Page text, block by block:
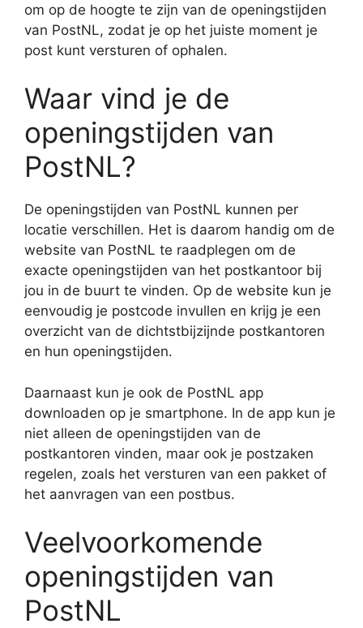
om op de hoogte te zijn van de openingstijden
van PostNL, zodat je op het juiste moment je
post kunt versturen of ophalen.
Waar vind je de
openingstijden van
PostNL?
De openingstijden van PostNL kunnen per
locatie verschillen. Het is daarom handig om de
website van PostNL te raadplegen om de
exacte openingstijden van het postkantoor bij
jou in de buurt te vinden. Op de website kun je
eenvoudig je postcode invullen en krijg je een
overzicht van de dichtstbijzijnde postkantoren
en hun openingstijden.
Daarnaast kun je ook de PostNL app
downloaden op je smartphone. In de app kun je
niet alleen de openingstijden van de
postkantoren vinden, maar ook je postzaken
regelen, zoals het versturen van een pakket of
het aanvragen van een postbus.
Veelvoorkomende
openingstijden van
PostNL